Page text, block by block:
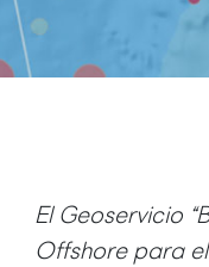
El Geoservicio
Offshore para